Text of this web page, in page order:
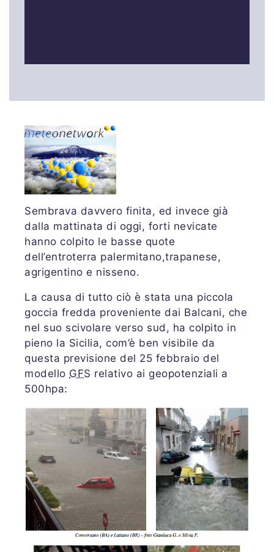
Sembrava davvero finita, ed invece già
dalla mattinata di oggi, forti nevicate
hanno colpito le basse quote
dell’entroterra palermitano,trapanese,
agrigentino e nisseno.
La causa di tutto ciò è stata una piccola
goccia fredda proveniente dai Balcani, che
nel suo scivolare verso sud, ha colpito in
pieno la Sicilia, com’è ben visibile da
questa previsione del 25 febbraio del
modello GFS relativo ai geopotenziali a
500hpa: